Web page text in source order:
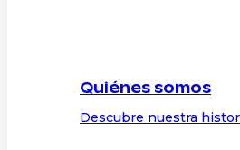
Quiénes somos
Descubre nuestra